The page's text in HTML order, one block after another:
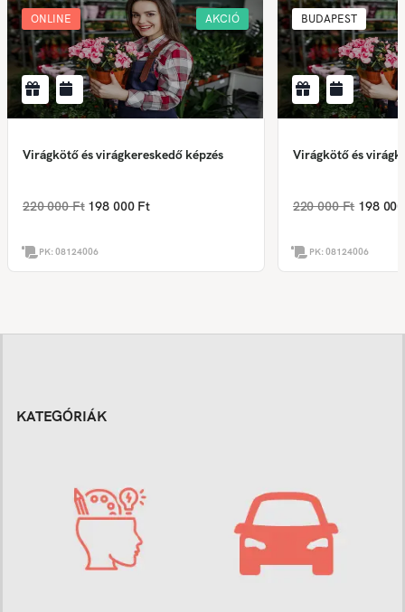
ONLINE AKCIÓ
Virágkötő és virágkereskedő képzés
220 000 Ft 198 000 Ft
PK:08124006
BUDAPEST
Virágkötő és
220 000 Ft 198
PK:08124006
KATEGÓRIÁK